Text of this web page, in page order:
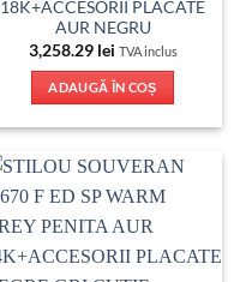
18K+ACCESORII PLACATE
AUR NEGRU
3,258.29 lei TVA inclus
ADAUGĂ ÎN COȘ